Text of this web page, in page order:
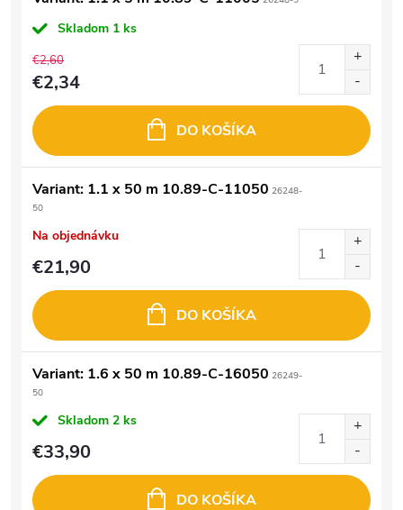
Skladom 1 ks
€2,60
€2,34
DO KOŠÍKA
Variant: 1.1 x 50 m 10.89-C-11050 26248-
50
Na objednávku
€21,90
DO KOŠÍKA
Variant: 1.6 x 50 m 10.89-C-16050 26249-
50
Skladom 2 ks
€33,90
DO KOŠÍKA